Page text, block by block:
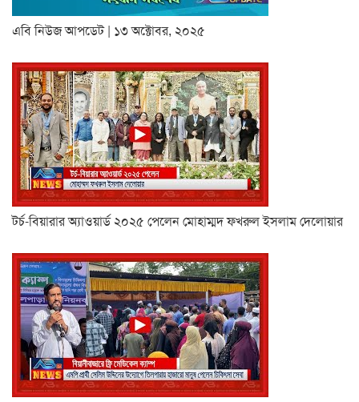
এবি নিউজ আপডেট | ১৩ অক্টোবর, ২০২৫
টর্চ-বিয়ারার অ্যাওয়ার্ড ২০২৫ পেলেন মোহাম্মদ ফখরুল ইসলাম দেলোয়ার